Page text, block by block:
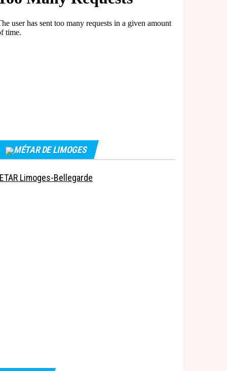
MÉTAR DE LIMOGES
Limoges-Bellegarde